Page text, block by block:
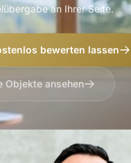
an Ihrer Seite.
bewerten lassen
Objekte ansehen